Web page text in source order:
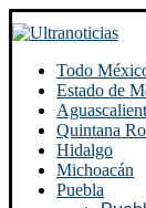
Todo
Estado de
Quintana
Hidalgo
Michoacán
Puebla